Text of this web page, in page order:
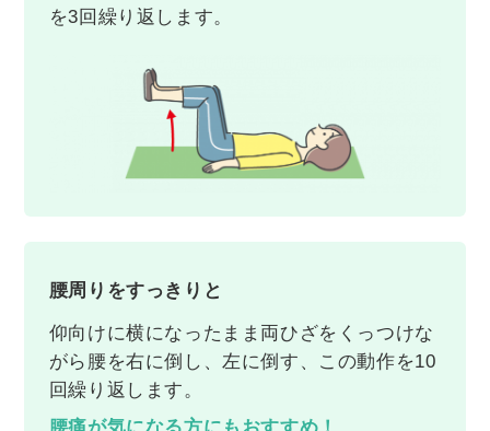
を3回繰り返します。
腰周りをすっきりと
仰向けに横になったまま両ひざをくっつけな
がら腰を右に倒し、左に倒す、この動作を10
回繰り返します。
腰痛が気になる方にもおすすめ！